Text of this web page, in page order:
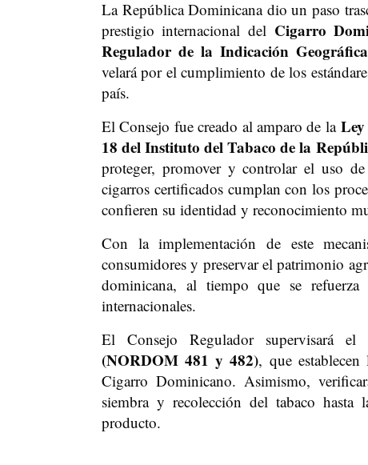
La República Dominicana dio un paso
prestigio internacional del Cigarro
Regulador de la Indicación
velará por el cumplimiento de los
país.
El Consejo fue creado al amparo de la
18 del Instituto del Tabaco de la
proteger, promover y controlar el uso
cigarros certificados cumplan con los
confieren su identidad y reconocimiento
Con la implementación de este
consumidores y preservar el patrimonio
dominicana, al tiempo que se
internacionales.
El Consejo Regulador supervisará
(NORDOM 481 y 482), que
Cigarro Dominicano. Asimismo,
siembra y recolección del tabaco hasta
producto.